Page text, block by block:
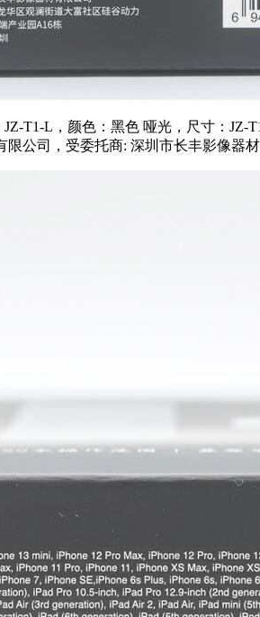
T1-L，颜色：黑色 哑光，尺寸：JZ-
公司，受委托商: 深圳市长丰影像器材